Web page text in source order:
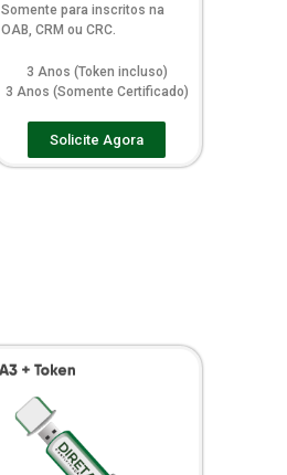
Somente para inscritos na
OAB, CRM ou CRC.
3 Anos (Token incluso)
3 Anos (Somente Certificado)
Solicite Agora